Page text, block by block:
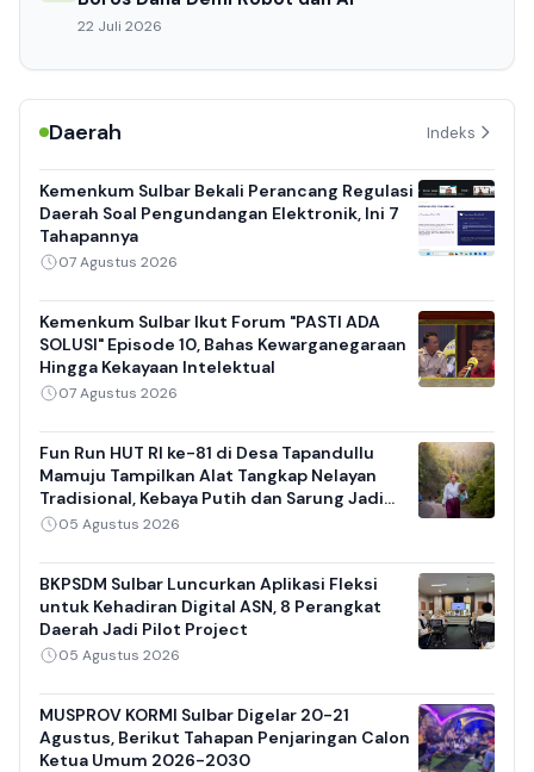
22 Juli 2026
Daerah Indeks
Kemenkum Sulbar Bekali Perancang Regulasi
Daerah Soal Pengundangan Elektronik, Ini 7
Tahapannya
07 Agustus 2026
Kemenkum Sulbar Ikut Forum "PASTI ADA
SOLUSI" Episode 10, Bahas Kewarganegaraan
Hingga Kekayaan Intelektual
07 Agustus 2026
Fun Run HUT RI ke-81 di Desa Tapandullu
Mamuju Tampilkan Alat Tangkap Nelayan
Tradisional, Kebaya Putih dan Sarung Jadi
Daya Tarik
05 Agustus 2026
BKPSDM Sulbar Luncurkan Aplikasi Fleksi
untuk Kehadiran Digital ASN, 8 Perangkat
Daerah Jadi Pilot Project
05 Agustus 2026
MUSPROV KORMI Sulbar Digelar 20-21
Agustus, Berikut Tahapan Penjaringan Calon
Ketua Umum 2026-2030